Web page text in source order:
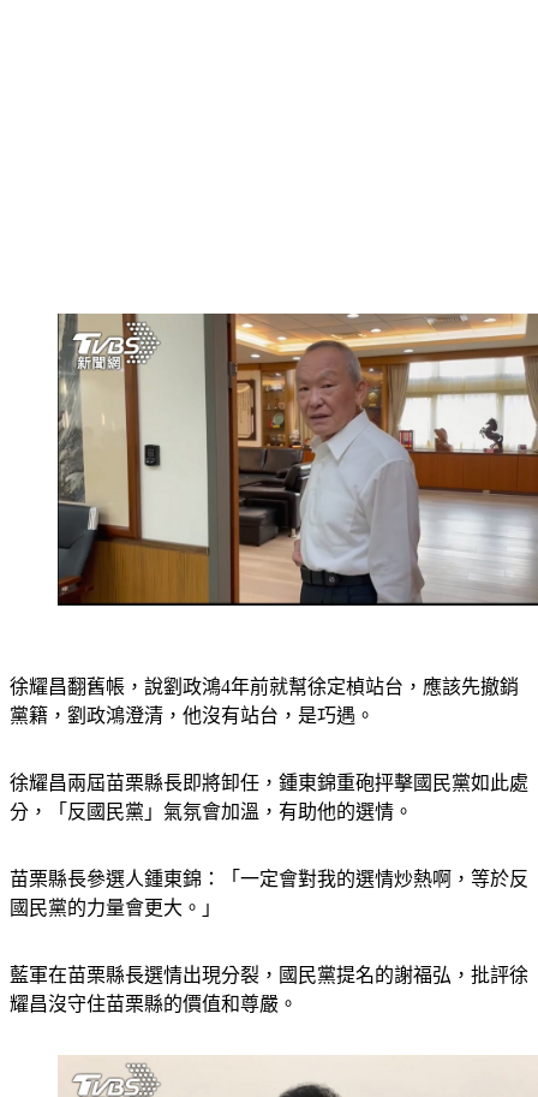
徐耀昌翻舊帳，說劉政鴻4年前就幫徐定楨站台，應該先撤銷
黨籍，劉政鴻澄清，他沒有站台，是巧遇。
徐耀昌兩屆苗栗縣長即將卸任，鍾東錦重砲抨擊國民黨如此處
分，「反國民黨」氣氛會加溫，有助他的選情。
苗栗縣長參選人鍾東錦：「一定會對我的選情炒熱啊，等於反
國民黨的力量會更大。」
藍軍在苗栗縣長選情出現分裂，國民黨提名的謝福弘，批評徐
耀昌沒守住苗栗縣的價值和尊嚴。